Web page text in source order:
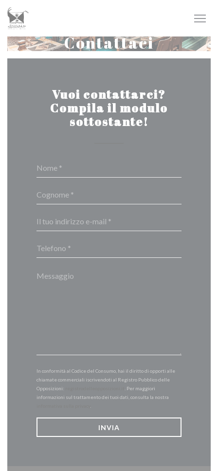
Personalizzazione delle tue scelte sui cookie
Contattaci
Vuoi contattarci?
Compila il modulo
sottostante!
In conformità al Codice del Consumo, hai il diritto di opporti alle
chiamate commerciali iscrivendoti al Registro Pubblico delle
Opposizioni:
. Per maggiori
informazioni sul trattamento dei tuoi dati, consulta la nostra